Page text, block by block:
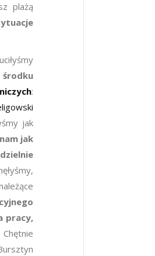
plażą
środku
:
jak
jak
pracy,